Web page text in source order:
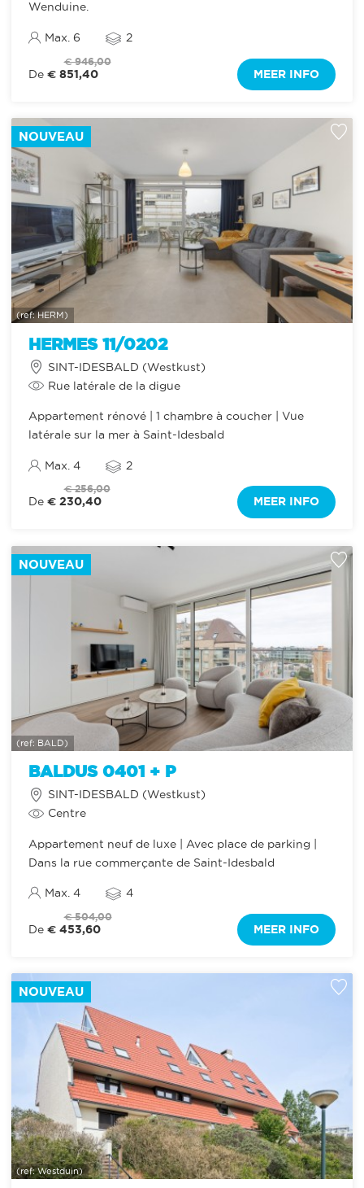
Wenduine.
Max. 6 2
€ 946,00
De € 851,40 MEER INFO
HERMES 11/0202
NOUVEAU
(ref: HERM)
SINT-IDESBALD (Westkust)
Rue latérale de la digue
Appartement rénové | 1 chambre à coucher | Vue
latérale sur la mer à Saint-Idesbald
Max. 4 2
€ 256,00
De € 230,40 MEER INFO
BALDUS 0401 + P
NOUVEAU
(ref: BALD)
SINT-IDESBALD (Westkust)
Centre
Appartement neuf de luxe | Avec place de parking |
Dans la rue commerçante de Saint-Idesbald
Max. 4 4
€ 504,00
De € 453,60 MEER INFO
NOUVEAU
(ref: Westduin)